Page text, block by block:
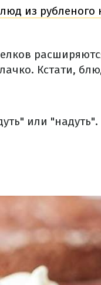
из рубленого
Кстати,
или "надуть".